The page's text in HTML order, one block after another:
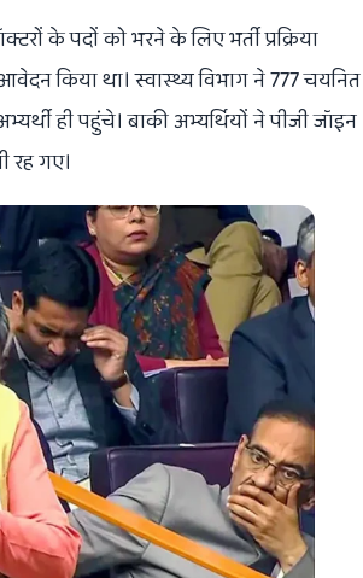
के पदों को भरने के लिए भर्ती प्रक्रिया
किया था। स्वास्थ्य विभाग ने 777 चयनित
ही पहुंचे। बाकी अभ्यर्थियों ने पीजी जॉइन
रह गए।